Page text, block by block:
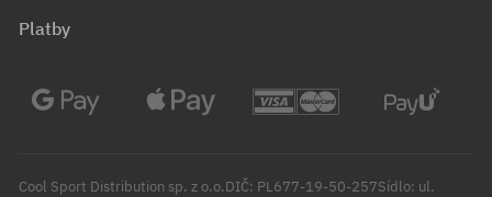
Platby
Cool Sport Distribution sp. z o.o.DIČ: PL677-19-50-257Sídlo: ul.